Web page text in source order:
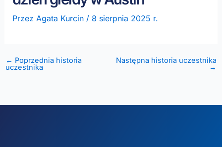
Przez Agata Kurcin / 8 sierpnia 2025 r.
← Poprzednia historia
uczestnika
Następna historia uczestnika
→